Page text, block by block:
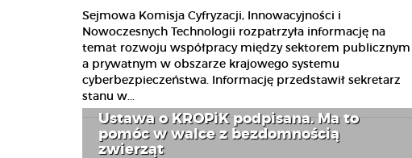
Sejmowa Komisja Cyfryzacji, Innowacyjności i
Nowoczesnych Technologii rozpatrzyła informację na
temat rozwoju współpracy między sektorem publicznym
a prywatnym w obszarze krajowego systemu
cyberbezpieczeństwa. Informację przedstawił sekretarz
stanu w...
Ustawa o KROPiK podpisana. Ma to
pomóc w walce z bezdomnością
zwierząt